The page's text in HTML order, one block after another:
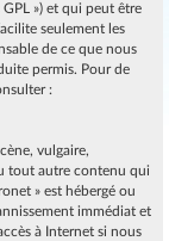
GPL ») et qui peut être
seulement les
de ce que nous
permis. Pour de
:
vulgaire,
tout autre contenu qui
» est hébergé ou
immédiat et
à Internet si nous